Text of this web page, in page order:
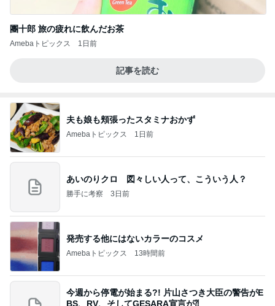
團十郎 旅の疲れに飲んだお茶
Amebaトピックス 1日前
記事を読む
夫も娘も頬張ったスタミナおかず
Amebaトピックス 1日前
あいのりクロ 図々しい人って、こういう人？
勝手に考察 3日前
発売する他にはないカラーのコスメ
Amebaトピックス 13時間前
今週から停電が始まる?! 片山さつき大臣の警告がE
BS、RV、そしてGESARA宣言が⁈